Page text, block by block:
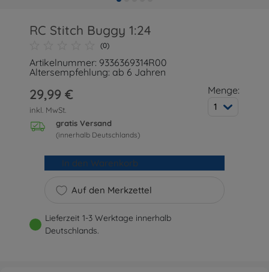
RC Stitch Buggy 1:24
(0)
Artikelnummer: 9336369314R00
Altersempfehlung: ab 6 Jahren
29,99 €
inkl. MwSt.
gratis Versand
(innerhalb Deutschlands)
Menge:
1
Auf den Merkzettel
In den Warenkorb
Lieferzeit 1-3 Werktage innerhalb
Deutschlands.